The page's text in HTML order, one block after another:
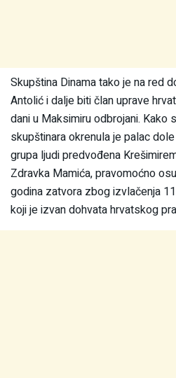
Skupština Dinama tako je na red
Antolić i dalje biti član uprave
dani u Maksimiru odbrojani. Kako
skupštinara okrenula je palac
grupa ljudi predvođena
Zdravka Mamića, pravomoćno
godina zatvora zbog izvlačenja
koji je izvan dohvata hrvatskog